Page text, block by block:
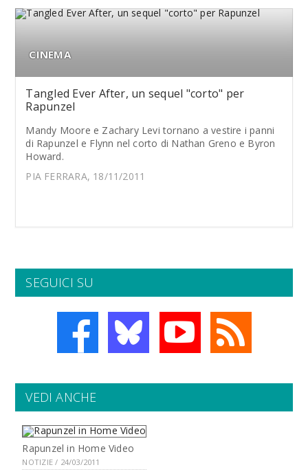
CINEMA
Tangled Ever After, un sequel "corto" per
Rapunzel
Mandy Moore e Zachary Levi tornano a vestire i panni
di Rapunzel e Flynn nel corto di Nathan Greno e Byron
Howard.
PIA FERRARA, 18/11/2011
SEGUICI SU
VEDI ANCHE
Rapunzel in Home Video
NOTIZIE / 24/03/2011